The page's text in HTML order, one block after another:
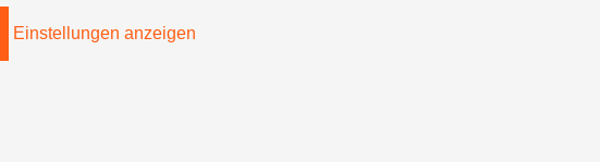
Einstellungen anzeigen